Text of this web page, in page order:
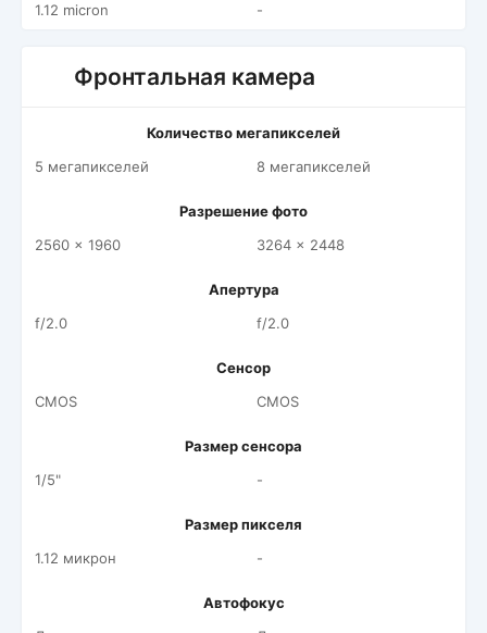
1.12 micron
-
Фронтальная камера
Количество мегапикселей
5 мегапикселей
8 мегапикселей
Разрешение фото
2560 x 1960
3264 x 2448
Апертура
f/2.0
f/2.0
Сенсор
CMOS
CMOS
Размер сенсора
1/5"
-
Размер пикселя
1.12 микрон
-
Автофокус